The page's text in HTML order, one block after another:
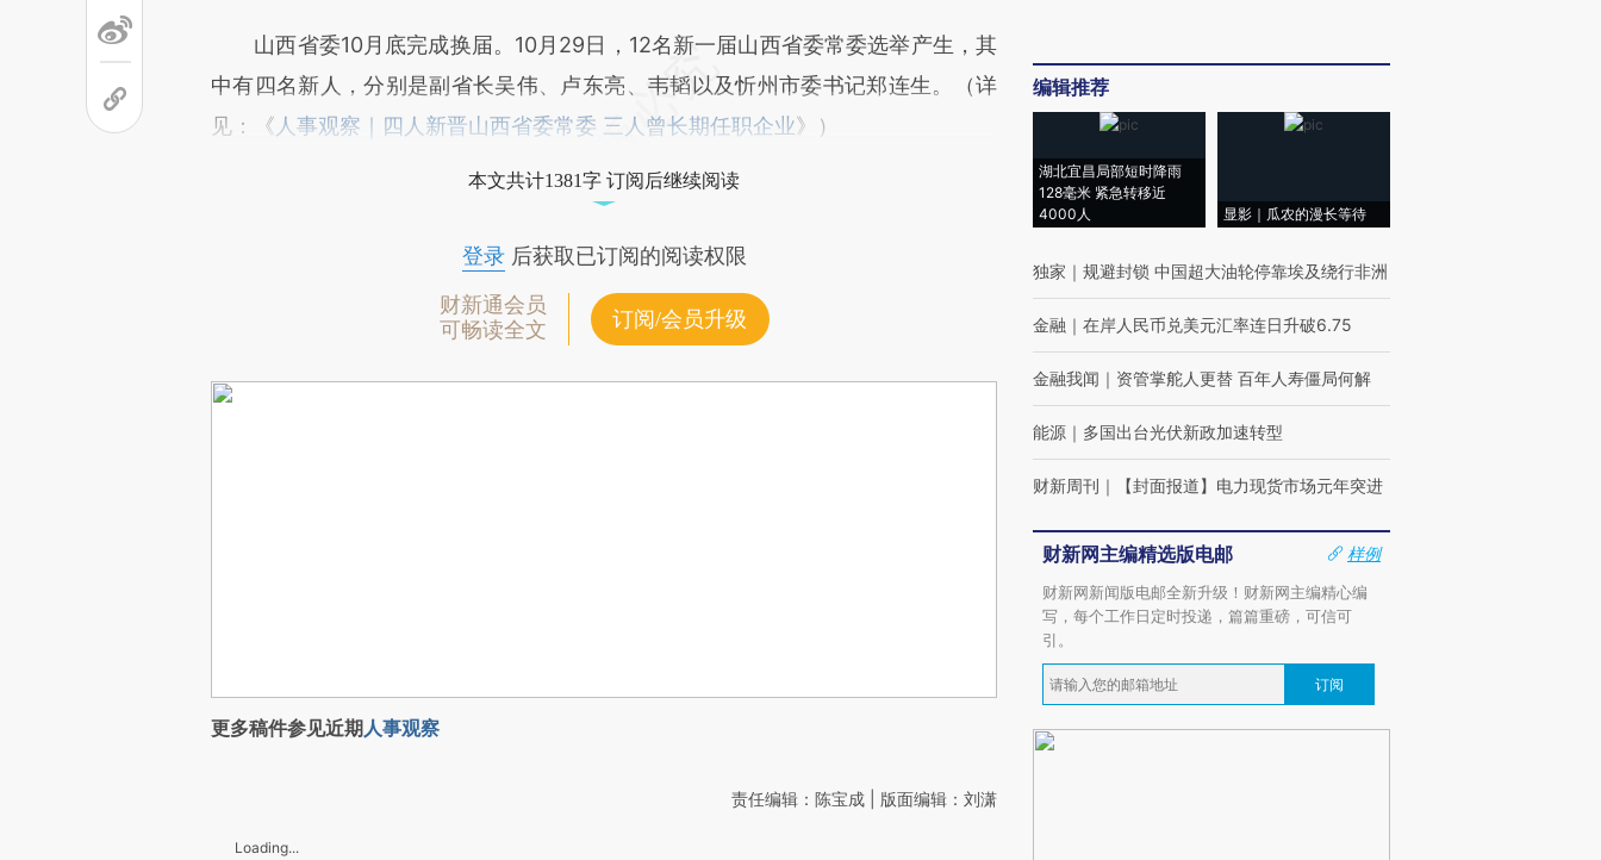
山西省委10月底完成换届。10月29日，12名新一届山西省委常委选举产生，其
中有四名新人，分别是副省长吴伟、卢东亮、韦韬以及忻州市委书记郑连生。（详
见：《 人事观察｜四人新晋山西省委常委 三人曾长期任职企业》）
本文共计1381字 订阅后继续阅读
登录后获取已订阅的阅读权限
财新通会员
可畅读全文
订阅/会员升级
更多稿件参见近期人事观察
责任编辑：陈宝成 | 版面编辑：刘潇
Loading...
编辑推荐
湖北宜昌局部短时降雨
128毫米 紧急转移近
4000人
显影｜瓜农的漫长等待
独家 ｜ 规避封锁 中国超大油轮停靠埃及绕行非洲
金融 ｜ 在岸人民币兑美元汇率连日升破6.75
金融我闻 ｜ 资管掌舵人更替 百年人寿僵局何解
能源 ｜ 多国出台光伏新政加速转型
财新周刊 ｜ 【封面报道】电力现货市场元年突进
财新网主编精选版电邮
样例
财新网新闻版电邮全新升级！财新网主编精心编
写，每个工作日定时投递，篇篇重磅，可信可
引。
订阅